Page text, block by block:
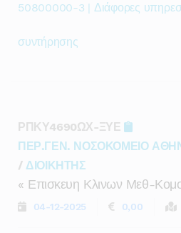
50800000-3 | Διάφορες
συντήρησης
ΡΠΚΥ4690ΩΧ-ΞΥΕ
ΠΕΡ.ΓΕΝ. ΝΟΣΟΚΟΜΕΙΟ
/ ΔΙΟΙΚΗΤΗΣ
« Επισκευη Κλινων Μεθ-
04-12-2025 0,00